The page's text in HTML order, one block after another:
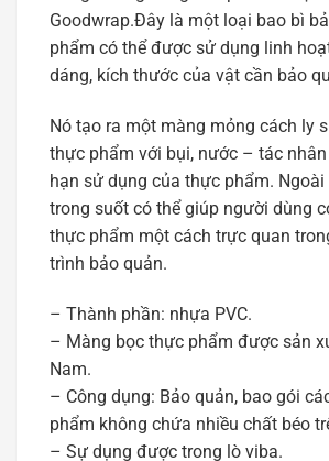
Goodwrap.Đây là một loại bao bì
phẩm có thể được sử dụng linh
dáng, kích thước của vật cần bảo
Nó tạo ra một màng mỏng cách ly
thực phẩm với bụi, nước – tác
hạn sử dụng của thực phẩm.
trong suốt có thể giúp người dùng
thực phẩm một cách trực quan
trình bảo quản.
– Thành phần: nhựa PVC.
– Màng bọc thực phẩm được sản
Nam.
– Công dụng: Bảo quản, bao gói
phẩm không chứa nhiều chất béo
– Sự dụng được trong lò viba.